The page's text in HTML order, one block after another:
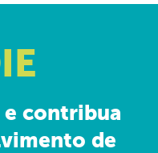
e contribua
de